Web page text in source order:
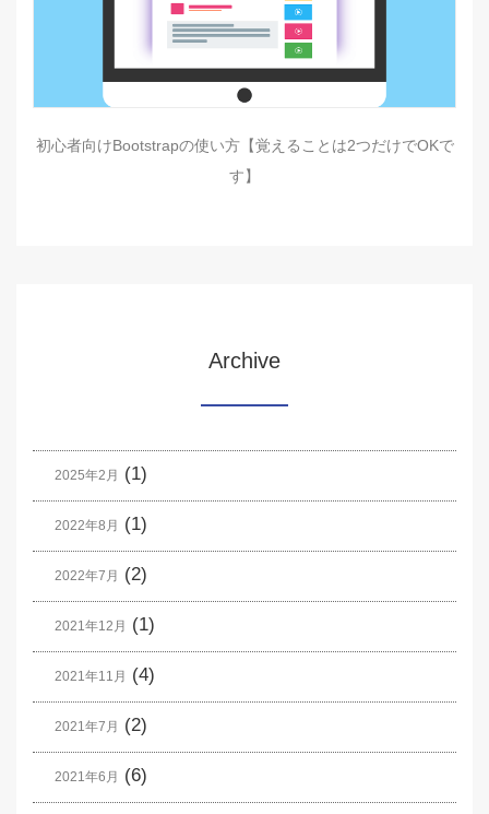
初心者向けBootstrapの使い方【覚えることは2つだけでOKで
す】
Archive
2025年2月 (1)
2022年8月 (1)
2022年7月 (2)
2021年12月 (1)
2021年11月 (4)
2021年7月 (2)
2021年6月 (6)